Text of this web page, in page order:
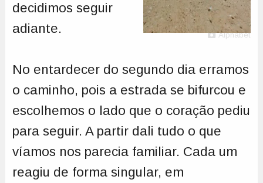
Alphabet
decidimos seguir
adiante.
No entardecer do segundo dia erramos
o caminho, pois a estrada se bifurcou e
escolhemos o lado que o coração pediu
para seguir. A partir dali tudo o que
víamos nos parecia familiar. Cada um
reagiu de forma singular, em